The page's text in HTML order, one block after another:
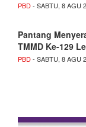
PBD- SABTU, 8 AGU
Pantang
TMMD Ke-129
PBD- SABTU, 8 AGU